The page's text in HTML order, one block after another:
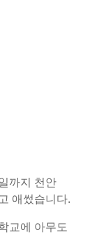
까지 천안
애썼습니다.
교에 아무도